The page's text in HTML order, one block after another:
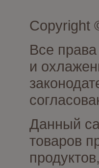
Copyright
Все
и
Данный
товаров